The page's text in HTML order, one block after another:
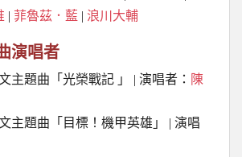
| 菲魯茲．藍 | 浪川大輔
演唱者
主題曲「光榮戰記 」 | 演唱者： 陳
主題曲「目標！機甲英雄」 | 演唱